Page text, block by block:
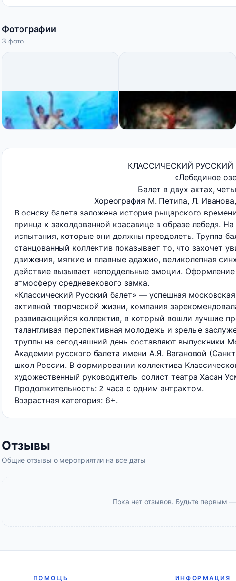
Фотографии
3 фото
КЛАССИЧЕСКИЙ
«Лебединое
Балет в двух актах,
Хореография М. Петипа, Л.
В основу балета заложена история рыцарского
принца к заколдованной красавице в образе лебедя.
испытания, которые они должны преодолеть. Труппа
станцованный коллектив показывает то, что захочет
движения, мягкие и плавные адажио, великолепная
действие вызывает неподдельные эмоции.
атмосферу средневекового замка.
«Классический Русский балет» — успешная
активной творческой жизни, компания
развивающийся коллектив, в который вошли лучшие
талантливая перспективная молодежь и зрелые
труппы на сегодняшний день составляют выпускники
Академии русского балета имени А.Я. Вагановой
школ России. В формировании коллектива
художественный руководитель, солист театра Хасан
Продолжительность: 2 часа с одним антрактом.
Возрастная категория: 6+.
Отзывы
Общие отзывы о мероприятии на все даты
Пока нет отзывов. Будьте первым
ПОМОЩЬ ИНФОРМАЦИЯ